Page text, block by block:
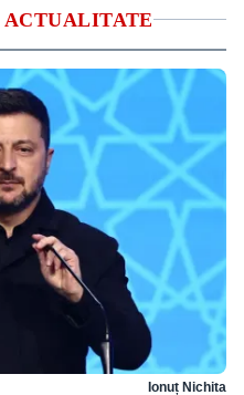
ACTUALITATE
Ionuț Nichita